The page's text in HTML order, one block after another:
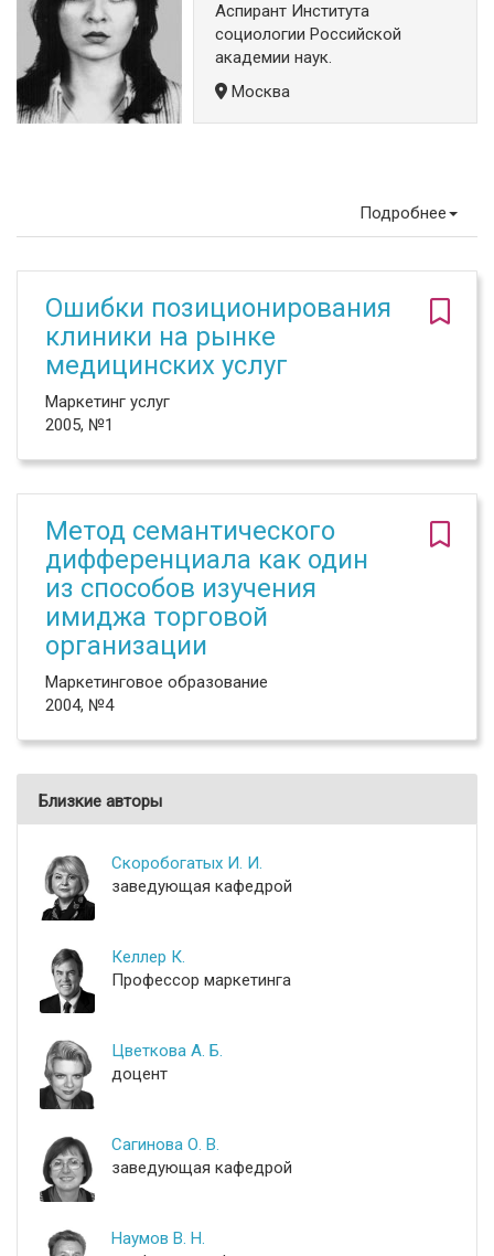
Аспирант Института
социологии Российской
академии наук.
Москва
Подробнее
Ошибки позиционирования
клиники на рынке
медицинских услуг
Маркетинг услуг
2005, №1
Метод семантического
дифференциала как один
из способов изучения
имиджа торговой
организации
Маркетинговое образование
2004, №4
Близкие авторы
Скоробогатых И. И.
заведующая кафедрой
Келлер К.
Профессор маркетинга
Цветкова А. Б.
доцент
Сагинова О. В.
заведующая кафедрой
Наумов В. Н.